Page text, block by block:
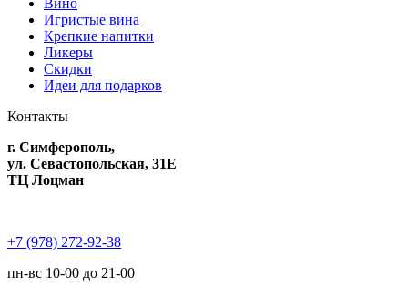
Вино
Игристые вина
Крепкие напитки
Ликеры
Скидки
Идеи для подарков
Контакты
г. Симферополь,
ул. Севастопольская, 31Е
ТЦ Лоцман
+7 (978) 272-92-38
пн-вс 10-00 до 21-00